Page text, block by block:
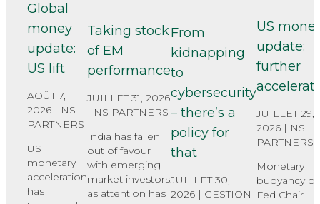
Global
money
update:
US lift
AOÛT 7,
2026 | NS
PARTNERS
US
monetary
acceleration
has
Taking stock
of EM
performance
JUILLET 31, 2026
| NS PARTNERS
India has fallen
out of favour
with emerging
market investors
as attention has
From
kidnapping
to
cybersecurity
– there’s a
policy for
that
JUILLET 30,
2026 | GESTION
US
update:
further
JUILLET 29,
2026 | NS
PARTNERS
Monetary
buoyancy
Fed Chair